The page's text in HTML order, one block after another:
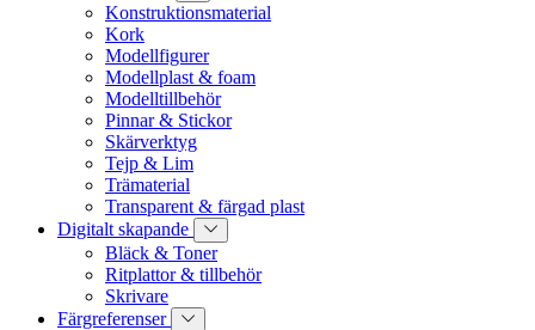
Konstruktionsmaterial
Kork
Modellfigurer
Modellplast & foam
Modelltillbehör
Pinnar & Stickor
Skärverktyg
Tejp & Lim
Trämaterial
Transparent & färgad plast
Digitalt skapande
Bläck & Toner
Ritplattor & tillbehör
Skrivare
Färgreferenser